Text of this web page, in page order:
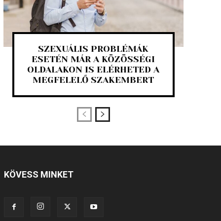
SZEXUÁLIS PROBLÉMÁK
ESETÉN MÁR A KÖZÖSSÉGI
OLDALAKON IS ELÉRHETED A
MEGFELELŐ SZAKEMBERT
KÖVESS MINKET